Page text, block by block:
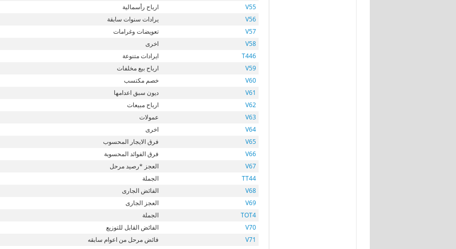
V55
ارباح رأسمالية
V56
يرادات سنوات سابقة
V57
تعويضات وغرامات
V58
اخرى
T446
ايرادات متنوعة
V59
ارباح بيع مخلفات
V60
خصم مكتسب
V61
ديون سبق اعدامها
V62
ارباح مبيعات
V63
عمولات
V64
اخرى
V65
فرق الايجار المحسوب
V66
فرق الفوائد المحسوبة
V67
العجز *رصيد مرحل
TT44
الجملة
V68
الفائض الجارى
V69
العجز الجارى
TOT4
الجملة
V70
الفائض القابل للتوزيع
V71
فائض مرحل من اعوام سابقه